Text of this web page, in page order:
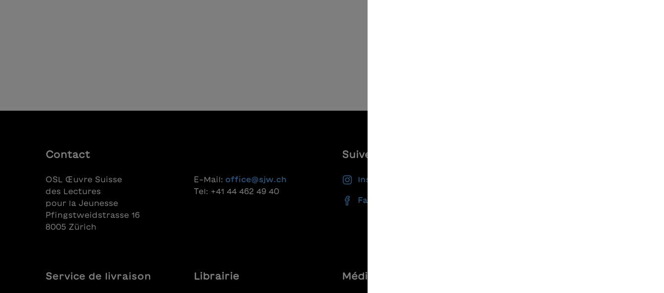
Contact
OSL Œuvre Suisse
des Lectures
pour la Jeunesse
Pfingstweidstrasse 16
8005 Zürich
E-Mail: office@sjw.ch
Tel: +41 44 462 49 40
Suivez-nous
Instagram
Facebook
Service de livraison Librairie Médias